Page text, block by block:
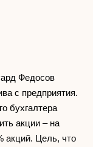
Федосов
с предприятия.
бухгалтера
акции – на
акций. Цель, что